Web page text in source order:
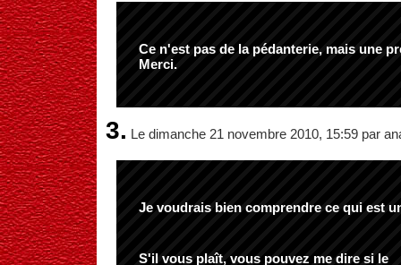
Ce n'est pas de la pédanterie, mais une
Merci.
3. Le dimanche 21 novembre 2010, 15:59 par
Je voudrais bien comprendre ce qui est
S'il vous plaît, vous pouvez me dire si le